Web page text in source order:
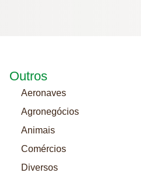
Outros
Aeronaves
Agronegócios
Animais
Comércios
Diversos